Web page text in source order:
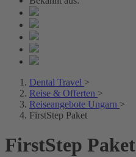
Dental Travel >
Reise & Offerten >
Reiseangebote Ungarn >
FirstStep Paket
FirstStep Paket